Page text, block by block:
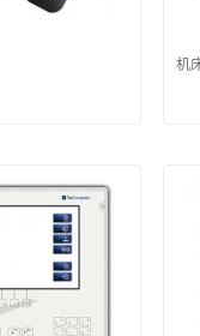
机